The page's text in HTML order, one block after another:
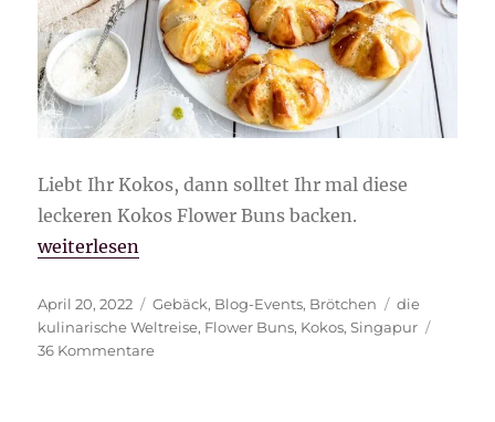
Liebt Ihr Kokos, dann solltet Ihr mal diese
leckeren Kokos Flower Buns backen.
„Kokos Flower Buns“
weiterlesen
Veröffentlicht
am
April 20, 2022 Kategorien
Gebäck, Blog-Events, Brötchen Schlagwörter
die
kulinarische Weltreise, Flower Buns, Kokos,Singapur
36 Kommentarezu